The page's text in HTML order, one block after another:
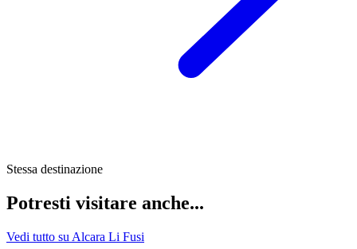
Stessa destinazione
Potresti visitare anche...
Vedi tutto su Alcara Li Fusi